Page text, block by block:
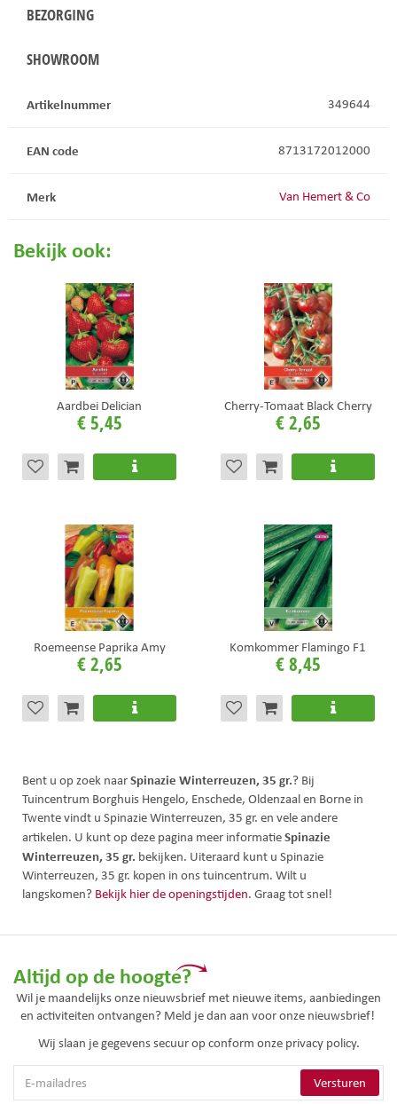
BEZORGING
SHOWROOM
Artikelnummer 349644
EAN code 8713172012000
Merk Van Hemert & Co
Bekijk ook:
Aardbei Delician
€ 5,45
Cherry-Tomaat Black Cherry
€2,65
Roemeense Paprika Amy
€2,65
Komkommer Flamingo F1
€8,45
Bent u op zoek naarSpinazie Winterreuzen, 35 gr.? Bij
Tuincentrum Borghuis Hengelo, Enschede, Oldenzaal en Borne in
Twente vindt u Spinazie Winterreuzen, 35 gr. en vele andere
artikelen. U kunt op deze pagina meer informatieSpinazie
Winterreuzen, 35 gr. bekijken. Uiteraard kunt u Spinazie
Winterreuzen, 35 gr. kopen in ons tuincentrum. Wilt u
langskomen? Bekijk hier de openingstijden. Graag tot snel!
Altijd op de hoogte?
Wil je maandelijks onze nieuwsbrief met nieuwe items, aanbiedingen
en activiteiten ontvangen? Meld je dan aan voor onze nieuwsbrief!
Wij slaan je gegevens secuur op conform onze privacy policy.